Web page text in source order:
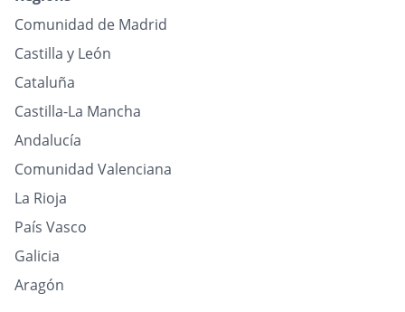
Comunidad de Madrid
Castilla y León
Cataluña
Castilla-La Mancha
Andalucía
Comunidad Valenciana
La Rioja
País Vasco
Galicia
Aragón